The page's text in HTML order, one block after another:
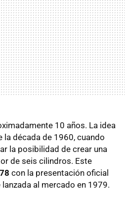
10 años. La idea
la década de 1960, cuando
la posibilidad de crear una
de seis cilindros. Este
con la presentación oficial
al mercado en 1979.